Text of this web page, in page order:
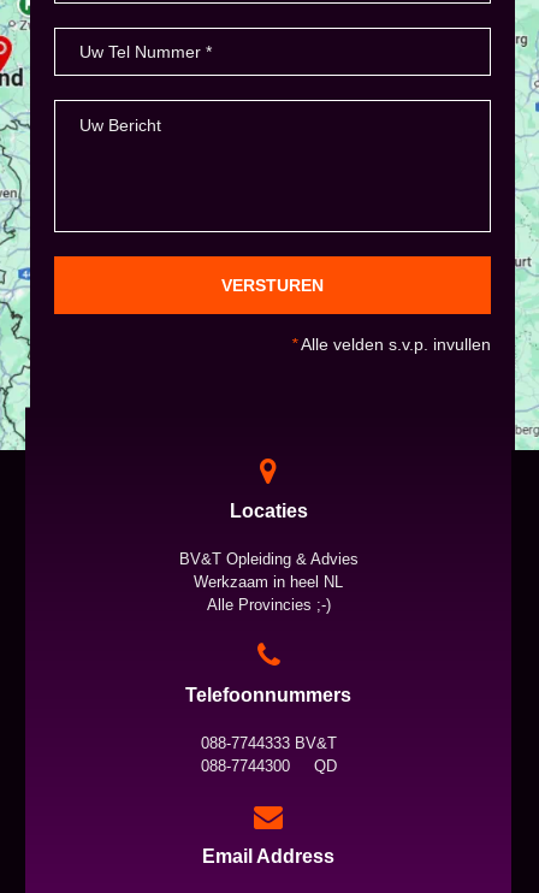
VERSTUREN
*Alle velden s.v.p. invullen
Locaties
BV&T Opleiding & Advies
Werkzaam in heel NL
Alle Provincies ;-)
Telefoonnummers
088-7744333 BV&T
088-7744300 QD
Email Address